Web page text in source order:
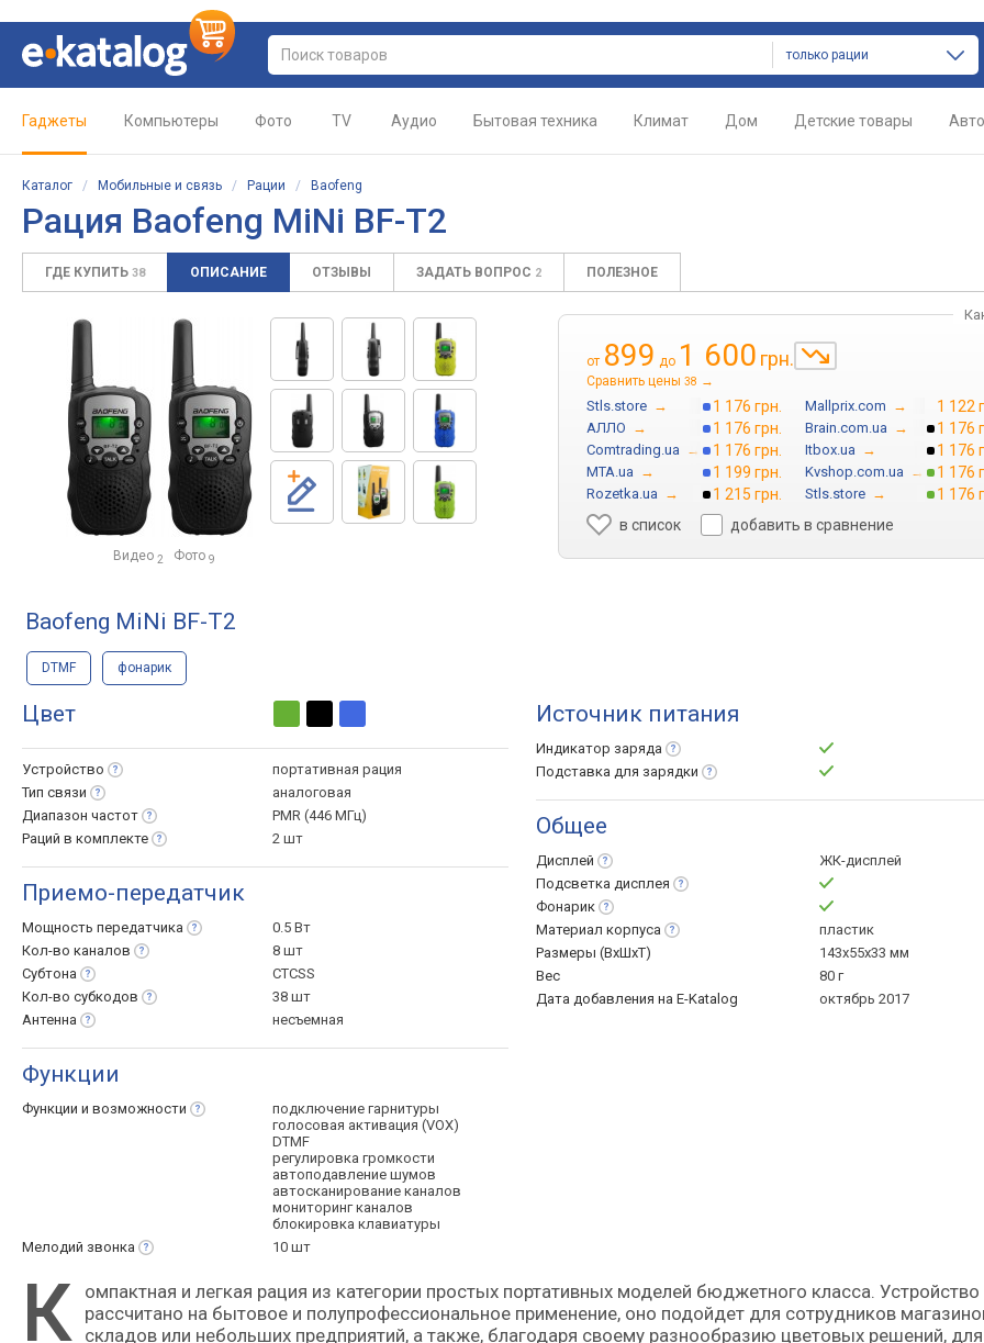
только рации
Гаджеты Компьютеры Фото TV Аудио Бытовая техника Климат Дом Детские товары Авто
Каталог / Мобильные и связь / Рации / Baofeng
Рация Baofeng MiNi BF-T2
ГДЕ КУПИТЬ 38 ОПИСАНИЕ ОТЗЫВЫ ЗАДАТЬ ВОПРОС 2 ПОЛЕЗНОЕ
Видео 2 Фото 9
от 899 до 1 600 грн.
Сравнить цены 38 →
Stls.store → 1 176 грн. Mallprix.com → 1 122
АЛЛО → 1 176 грн. Brain.com.ua → 1 176
Comtrading.ua → 1 176 грн. Itbox.ua → 1 176
MTA.ua → 1 199 грн. Kvshop.com.ua → 1 176
Rozetka.ua → 1 215 грн. Stls.store →
1 176
в список
добавить в сравнение
Baofeng MiNi BF-T2
DTMF фонарик
Цвет
Устройство
портативная рация
Тип связи
аналоговая
Диапазон частот
PMR (446 МГц)
Раций в комплекте 2 шт
Приемо-передатчик
Мощность передатчика
0.5 Вт
Кол-во каналов
8 шт
Субтона
CTCSS
Кол-во субкодов
38 шт
Антенна
несъемная
Функции
Функции и возможности
подключение гарнитуры
голосовая активация (VOX)
DTMF
регулировка громкости
автоподавление шумов
автосканирование каналов
мониторинг каналов
блокировка клавиатуры
Мелодий звонка 10 шт
Источник питания
Индикатор заряда
Подставка для зарядки
Общее
Дисплей
ЖК-дисплей
Подсветка дисплея
Фонарик
Материал корпуса
пластик
Размеры (ВхШхТ)
143x55x33 мм
Вес
80 г
Дата добавления на E-Katalog
октябрь 2017
К омпактная и легкая рация из категории простых портативных моделей бюджетного класса. Устройство
рассчитано на бытовое и полупрофессиональное применение, оно подойдет для сотрудников
складов или небольших предприятий, а также, благодаря своему разнообразию цветовых решений, для